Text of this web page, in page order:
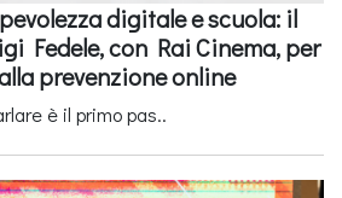
digitale e scuola: il
Fedele, con Rai Cinema, per
prevenzione online
è il primo pas..